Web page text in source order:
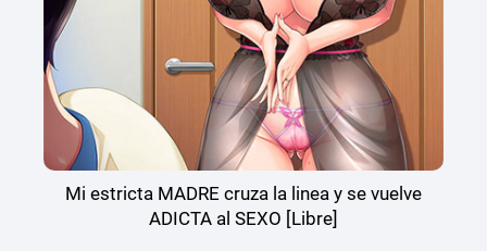
Mi estricta MADRE cruza la linea y se vuelve
ADICTA al SEXO [Libre]